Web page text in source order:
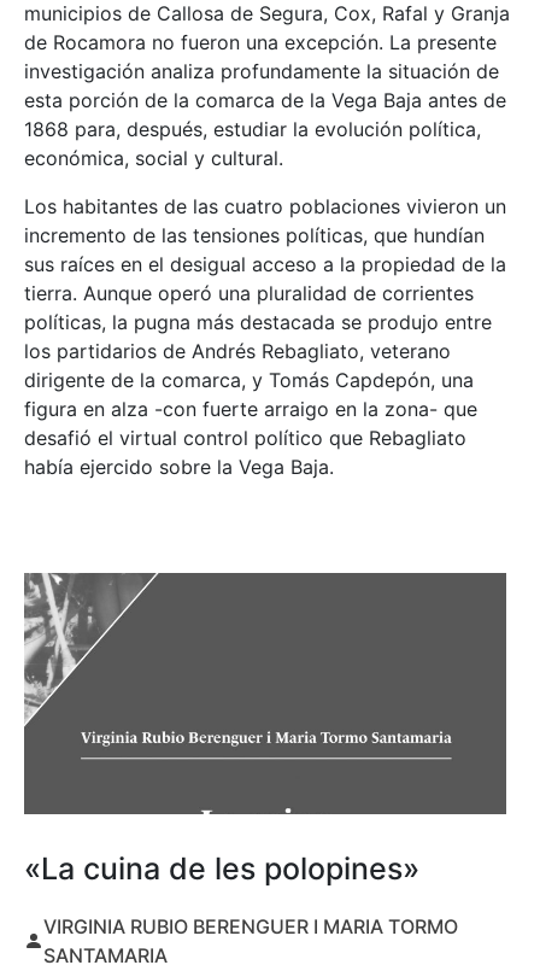
municipios de Callosa de Segura, Cox, Rafal y Granja
de Rocamora no fueron una excepción. La presente
investigación analiza profundamente la situación de
esta porción de la comarca de la Vega Baja antes de
1868 para, después, estudiar la evolución política,
económica, social y cultural.
Los habitantes de las cuatro poblaciones vivieron un
incremento de las tensiones políticas, que hundían
sus raíces en el desigual acceso a la propiedad de la
tierra. Aunque operó una pluralidad de corrientes
políticas, la pugna más destacada se produjo entre
los partidarios de Andrés Rebagliato, veterano
dirigente de la comarca, y Tomás Capdepón, una
figura en alza -con fuerte arraigo en la zona- que
desafió el virtual control político que Rebagliato
había ejercido sobre la Vega Baja.
«La cuina de les polopines»
VIRGINIA RUBIO BERENGUER I MARIA TORMO
SANTAMARIA